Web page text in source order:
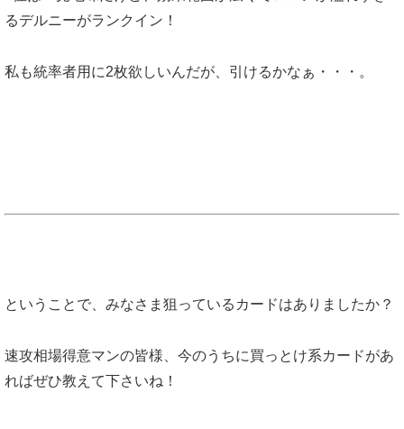
るデルニーがランクイン！
私も統率者用に2枚欲しいんだが、引けるかなぁ・・・。
ということで、みなさま狙っているカードはありましたか？
速攻相場得意マンの皆様、今のうちに買っとけ系カードがあ
ればぜひ教えて下さいね！